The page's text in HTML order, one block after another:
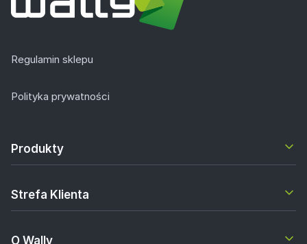
Regulamin sklepu
Polityka prywatności
Produkty
Strefa Klienta
O Wally